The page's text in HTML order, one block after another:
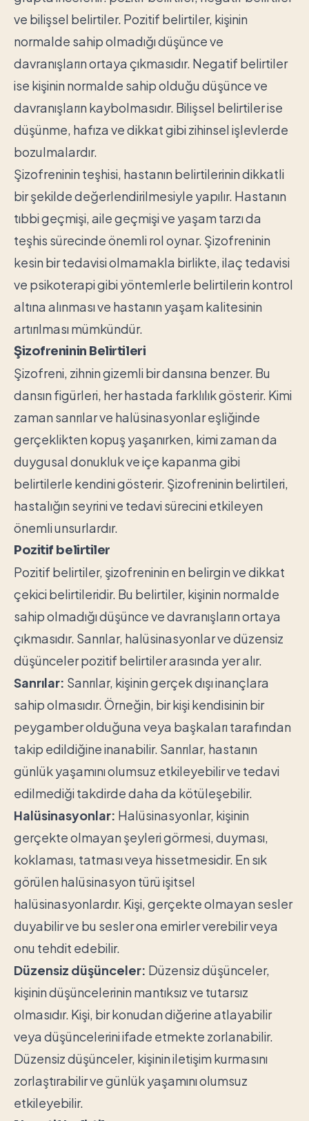
ve bilişsel belirtiler. Pozitif belirtiler, kişinin
normalde sahip olmadığı düşünce ve
davranışların ortaya çıkmasıdır. Negatif belirtiler
ise kişinin normalde sahip olduğu düşünce ve
davranışların kaybolmasıdır. Bilişsel belirtiler ise
düşünme, hafıza ve dikkat gibi zihinsel işlevlerde
bozulmalardır.
Şizofreninin teşhisi, hastanın belirtilerinin dikkatli
bir şekilde değerlendirilmesiyle yapılır. Hastanın
tıbbi geçmişi, aile geçmişi ve yaşam tarzı da
teşhis sürecinde önemli rol oynar. Şizofreninin
kesin bir tedavisi olmamakla birlikte, ilaç tedavisi
ve psikoterapi gibi yöntemlerle belirtilerin kontrol
altına alınması ve hastanın yaşam kalitesinin
artırılması mümkündür.
Şizofreninin Belirtileri
Şizofreni, zihnin gizemli bir dansına benzer. Bu
dansın figürleri, her hastada farklılık gösterir. Kimi
zaman sanrılar ve halüsinasyonlar eşliğinde
gerçeklikten kopuş yaşanırken, kimi zaman da
duygusal donukluk ve içe kapanma gibi
belirtilerle kendini gösterir. Şizofreninin belirtileri,
hastalığın seyrini ve tedavi sürecini etkileyen
önemli unsurlardır.
Pozitif belirtiler
Pozitif belirtiler, şizofreninin en belirgin ve dikkat
çekici belirtileridir. Bu belirtiler, kişinin normalde
sahip olmadığı düşünce ve davranışların ortaya
çıkmasıdır. Sanrılar, halüsinasyonlar ve düzensiz
düşünceler pozitif belirtiler arasında yer alır.
Sanrılar: Sanrılar, kişinin gerçek dışı inançlara
sahip olmasıdır. Örneğin, bir kişi kendisinin bir
peygamber olduğuna veya başkaları tarafından
takip edildiğine inanabilir. Sanrılar, hastanın
günlük yaşamını olumsuz etkileyebilir ve tedavi
edilmediği takdirde daha da kötüleşebilir.
Halüsinasyonlar: Halüsinasyonlar, kişinin
gerçekte olmayan şeyleri görmesi, duyması,
koklaması, tatması veya hissetmesidir. En sık
görülen halüsinasyon türü işitsel
halüsinasyonlardır. Kişi, gerçekte olmayan sesler
duyabilir ve bu sesler ona emirler verebilir veya
onu tehdit edebilir.
Düzensiz düşünceler: Düzensiz düşünceler,
kişinin düşüncelerinin mantıksız ve tutarsız
olmasıdır. Kişi, bir konudan diğerine atlayabilir
veya düşüncelerini ifade etmekte zorlanabilir.
Düzensiz düşünceler, kişinin iletişim kurmasını
zorlaştırabilir ve günlük yaşamını olumsuz
etkileyebilir.